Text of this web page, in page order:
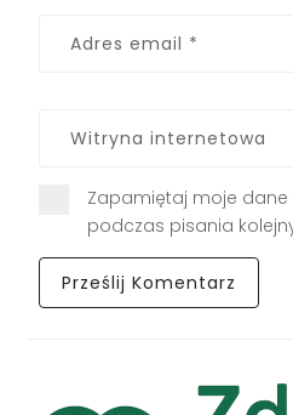
Zapamiętaj moje
podczas pisania